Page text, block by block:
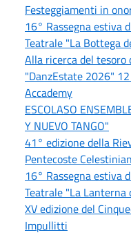
Festeggiamenti in
16° Rassegna estiva
Teatrale "La Bottega
Alla ricerca del tesoro
"DanzEstate 2026"
Accademy
ESCOLASO
Y NUEVO TANGO"
41° edizione della
Pentecoste
16° Rassegna estiva
Teatrale "La Lanterna
XV edizione del
Impullitti